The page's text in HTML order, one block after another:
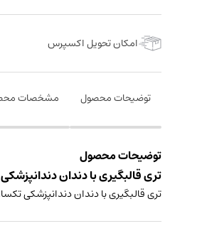
امکان تحویل اکسپرس
توضیحات محصول مشخصات
توضیحات محصول
تری قالبگیری با دندان دندانپزشکی تکسان
تری قالبگیری با دندان دندانپزشکی تکسان